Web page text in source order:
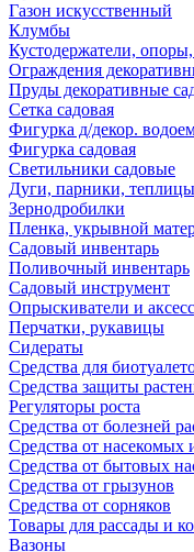
Газон искусственный
Клумбы
Кустодержатели,
Ограждения
Пруды декоративные
Сетка садовая
Фигурка д/декор.
Фигурка садовая
Светильники садовые
Дуги, парники, теплицы
Зернодробилки
Пленка, укрывной
Садовый инвентарь
Поливочный инвентарь
Садовый инструмент
Опрыскиватели и
Перчатки, рукавицы
Сидераты
Средства для
Средства защиты
Регуляторы роста
Средства от болезней
Средства от насекомых
Средства от бытовых
Средства от грызунов
Средства от сорняков
Товары для рассады и
Вазоны